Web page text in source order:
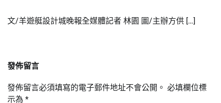
文/羊遊艇設計城晚報全媒體記者 林園 圖/主辦方供 […]
發佈留言
發佈留言必須填寫的電子郵件地址不會公開。 必填欄位標
示為 *